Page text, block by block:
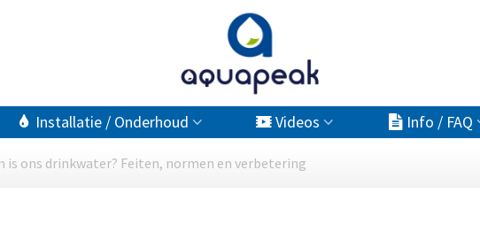
Installatie / Onderhoud Videos Info / FAQ
is ons drinkwater? Feiten, normen en verbetering